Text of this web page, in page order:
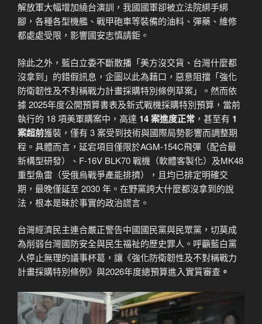
解放軍大幅增加繞台演訓，我國國軍卻被立法院綁手綁
腳，各種各型機艦、戰甲砲車等裝備的油料、彈藥、維修
都處處受限，影響國安志慎請鉅。
除此之外，藍白立委不斷散播「美方沒交貨、台灣什麼都
沒拿到」的錯假訊息，企圖以此為藉口，惡意阻擋「強化
防衛韌性及不對稱戰力計畫採購特別條例草案」。然而依
據 2025年度公開預算書表及新式戰機採購特別預算，當前
執行的 18 項美軍購案中，高達 14 案進度正常 ，甚至有 1
案超前獲裝，僅有 3 案受到技術與國際局勢影響而調整期
程。具體而言，延宕項目僅限於AGM-154C飛彈（配合最
新構型研發）、F-16V BLK70 戰機（軟體客製化）及MK48
重型魚雷（受俄烏戰爭產能排擠），且均已排定明確交
期，最晚僅延至 2030 年。在野黨誇大什麼都沒拿到的說
法，根本是昧於事實的政治謊言。
台灣經濟民主連合嚴正警告中國國民黨與民眾黨，切莫成
為削弱台灣國防安全與民生福祉的歷史罪人。呼籲藍白黨
人停止無理的議事杯葛，讓《強化防衛韌性及不對稱戰力
計畫採購特別條例》與2026年度總預算進入實質審查 。